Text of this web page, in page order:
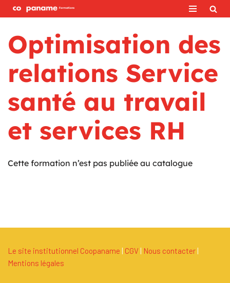
au
contenu
Optimisation des
relations Service
santé au travail
et services RH
Cette formation n’est pas publiée au catalogue
Le site institutionnel Coopaname CGV Nous contacter
Mentions légales